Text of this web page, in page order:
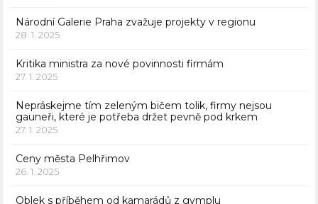
Národní Galerie Praha zvažuje projekty v regionu
28. 1. 2025
Kritika ministra za nové povinnosti firmám
27. 1. 2025
Nepráskejme tím zeleným bičem tolik, firmy nejsou
gauneři, které je potřeba držet pevně pod krkem
27. 1. 2025
Ceny města Pelhřimov
26. 1. 2025
Oblek s příběhem od kamarádů z gymplu